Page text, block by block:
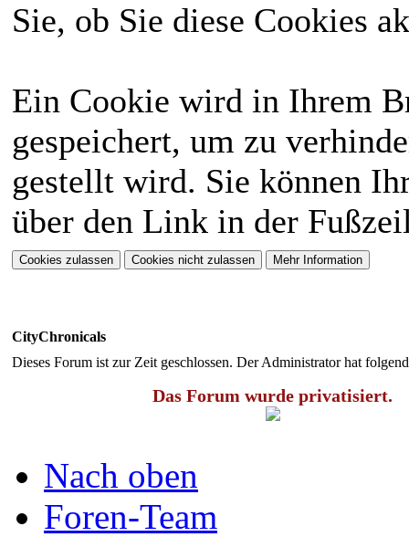
Sie, ob Sie diese Cookies
Ein Cookie wird in Ihrem
gespeichert, um zu
gestellt wird. Sie können
über den Link in der
CityChronicals
Dieses Forum ist zur Zeit geschlossen. Der Administrator hat
Das Forum wurde privatisiert.
Nach oben
Foren-Team